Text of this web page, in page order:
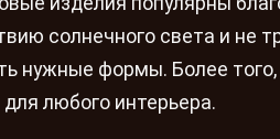
солнечного света и не
нужные формы. Более того,
любого интерьера.